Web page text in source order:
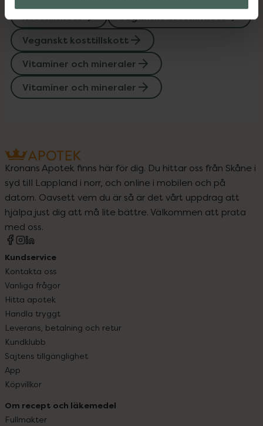
Kosttillskott
Veganskt kosttillskott
Veganskt kosttillskott
Vitaminer och mineraler
Vitaminer och mineraler
Kronans Apotek finns här för dig. Du hittar oss från Skåne i
syd till Lappland i norr, och online i mobilen och på
datorn. Oavsett vem du är så är det vårt uppdrag att
hjälpa just dig att må lite bättre. Välkommen att prata
med oss.
Kundservice
Kontakta oss
Vanliga frågor
Hitta apotek
Handla tryggt
Leverans, betalning och retur
Kundklubb
Sajtens tillgänglighet
App
Köpvillkor
Om recept och läkemedel
Fullmakter